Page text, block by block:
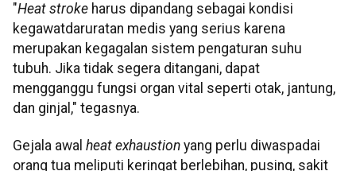
"Heat stroke harus dipandang sebagai kondisi
kegawatdaruratan medis yang serius karena
merupakan kegagalan sistem pengaturan suhu
tubuh. Jika tidak segera ditangani, dapat
mengganggu fungsi organ vital seperti otak, jantung,
dan ginjal," tegasnya.
Gejala awal heat exhaustion yang perlu diwaspadai
orang tua meliputi keringat berlebihan, pusing, sakit